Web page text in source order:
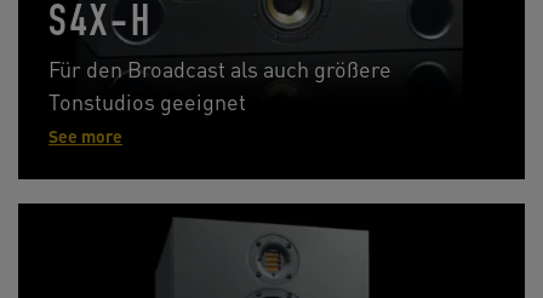
S4X-H
Für den Broadcast als auch größere
Tonstudios geeignet
See more